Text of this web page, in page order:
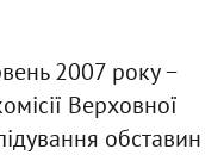
2007 року −
Верховної
обставин